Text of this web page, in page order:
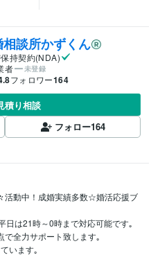
談所かずくん
持契約(NDA)
者
未登録
フォロワー164
積り相談
フォロー164
活動中！成婚実績多数☆婚活応援ブ
日は21時～0時まで対応可能です｡
で全力サポート致します｡
います｡